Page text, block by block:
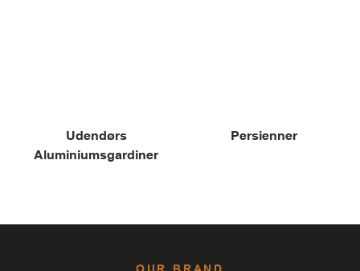
Udendørs
Aluminiumsgardiner
Persienner
OUR BRAND